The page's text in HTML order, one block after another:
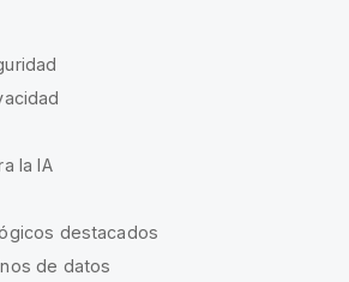
la IA
destacados
de datos